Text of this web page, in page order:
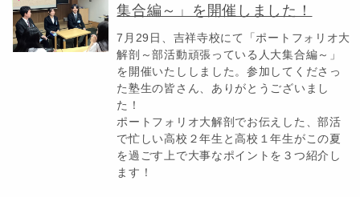
集合編～」を開催しました！
7月29日、吉祥寺校にて「ポートフォリオ大
解剖～部活動頑張っている人大集合編～」
を開催いたししました。参加してくださっ
た塾生の皆さん、ありがとうございまし
た！
ポートフォリオ大解剖でお伝えした、部活
で忙しい高校２年生と高校１年生がこの夏
を過ごす上で大事なポイントを３つ紹介し
ます！